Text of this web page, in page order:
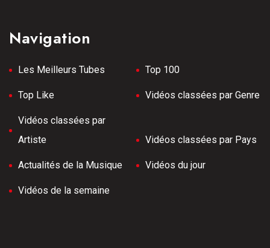
Navigation
Les Meilleurs Tubes Top 100
Top Like Vidéos classées par Genre
Vidéos classées par
Artiste
Vidéos classées par Pays
Actualités de la Musique Vidéos du jour
Vidéos de la semaine